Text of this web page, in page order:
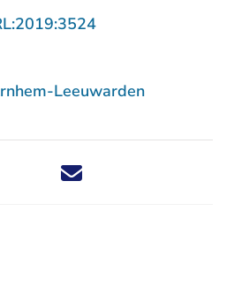
- U verlaat
Leeuwarden
Deel dit nieuwsbericht via X -
Deel dit nieuwsbericht via
Deel dit nieuwsbericht
Deel dit